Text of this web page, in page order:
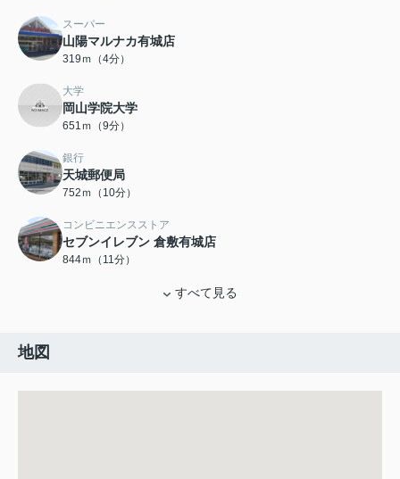
スーパー
山陽マルナカ有城店
319ｍ（4分）
大学
岡山学院大学
651ｍ（9分）
銀行
天城郵便局
752ｍ（10分）
コンビニエンスストア
セブンイレブン 倉敷有城店
844ｍ（11分）
すべて見る
地図